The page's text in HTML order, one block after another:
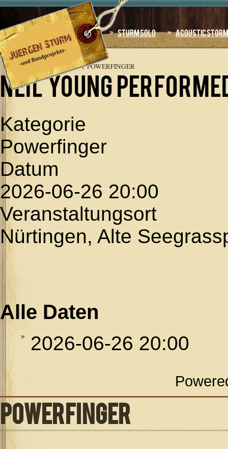
Home Sturm Solo Acoustic Storm
AKTUELLE SEITE:
STARTSEITE »
TERMINE » NEIL
YOUNG PERFORMED BY POWERFINGER
NEIL YOUNG
Kategorie
Powerfinger
Datum
2026-06-26 20:00
Veranstaltungsort
Nürtingen, Alte
Alle Daten
2026-06-26 20:00
POWERFINGER
JahrMonat
JahrMonat